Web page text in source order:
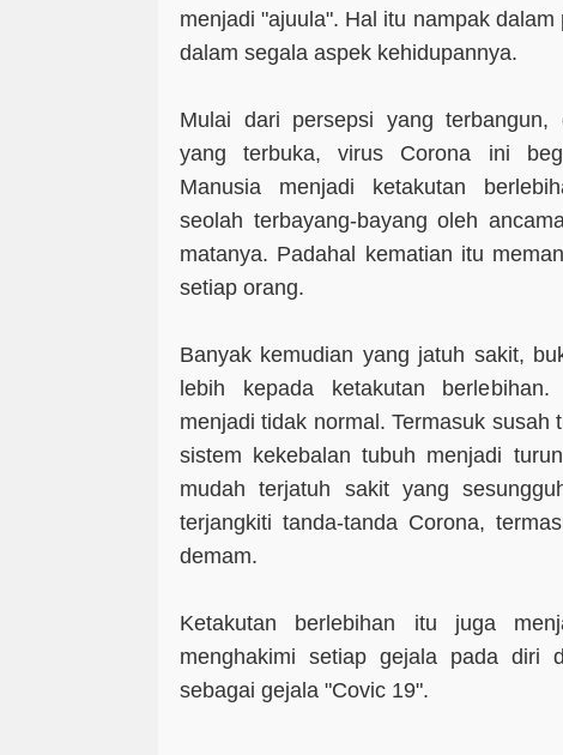
menjadi "ajuula". Hal itu nampak
dalam segala aspek kehidupannya.
Mulai dari persepsi yang terbangun,
yang terbuka, virus Corona ini
Manusia menjadi ketakutan
seolah terbayang-bayang oleh
matanya. Padahal kematian itu
setiap orang.
Banyak kemudian yang jatuh sakit,
lebih kepada ketakutan
menjadi tidak normal. Termasuk susah
sistem kekebalan tubuh menjadi
mudah terjatuh sakit yang
terjangkiti tanda-tanda Corona,
demam.
Ketakutan berlebihan itu juga
menghakimi setiap gejala pada diri
sebagai gejala "Covic 19".